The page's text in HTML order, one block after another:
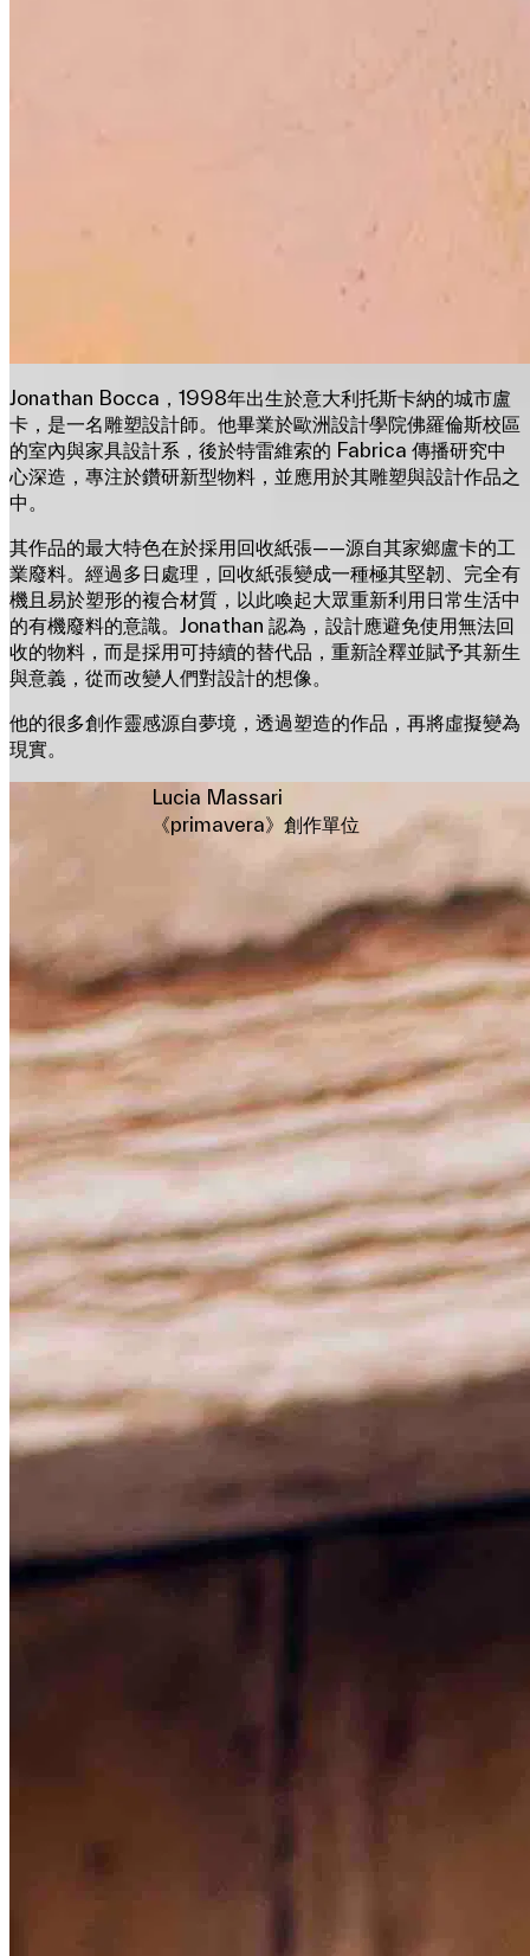
Jonathan Bocca，1998年出生於意大利托斯卡納的城市盧
卡，是一名雕塑設計師。他畢業於歐洲設計學院佛羅倫斯校區
的室內與家具設計系，後於特雷維索的 Fabrica 傳播研究中
心深造，專注於鑽研新型物料，並應用於其雕塑與設計作品之
中。
其作品的最大特色在於採用回收紙張——源自其家鄉盧卡的工
業廢料。經過多日處理，回收紙張變成一種極其堅韌、完全有
機且易於塑形的複合材質，以此喚起大眾重新利用日常生活中
的有機廢料的意識。Jonathan 認為，設計應避免使用無法回
收的物料，而是採用可持續的替代品，重新詮釋並賦予其新生
與意義，從而改變人們對設計的想像。
他的很多創作靈感源自夢境，透過塑造的作品，再將虛擬變為
現實。
Lucia Massari
《primavera》創作單位